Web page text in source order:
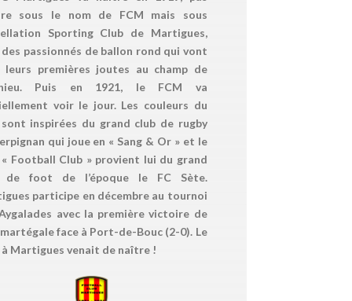
sous le nom de FCM mais sous
Sporting Club de Martigues,
des passionnés de ballon rond qui vont
leurs premières joutes au champ de
Puis en 1921, le FCM va
voir le jour. Les couleurs du
inspirées du grand club de rugby
qui joue en « Sang & Or » et le
Football Club » provient lui du grand
de foot de l’époque le FC Sète.
participe en décembre au tournoi
avec la première victoire de
martégale face à Port-de-Bouc (2-0). Le
Martigues venait de naître !